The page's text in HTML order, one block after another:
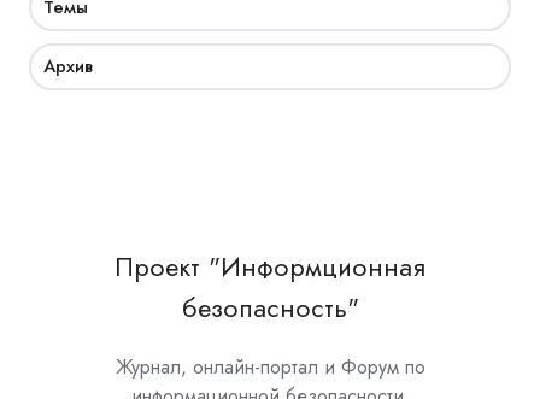
Темы
Архив
Проект "Информционная
безопасность"
Журнал, онлайн-портал и Форум по